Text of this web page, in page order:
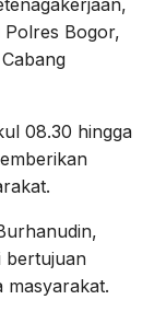
Bogor,
08.30 hingga
bertujuan
masyarakat.